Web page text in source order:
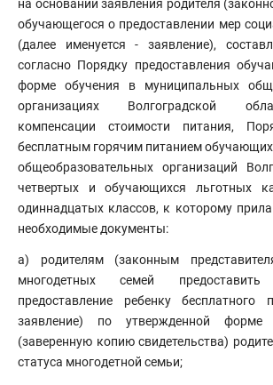
на основании заявления родителя
обучающегося о предоставлении мер
(далее именуется - заявление),
согласно Порядку предоставления
форме обучения в муниципальных
организациях Волгоградской
компенсации стоимости питания,
бесплатным горячим питанием
общеобразовательных организаций
четвертых и обучающихся льготных
одиннадцатых классов, к которому
необходимые документы:
а) родителям (законным
многодетных семей
предоставление ребенку
заявление) по утвержденной форме
(заверенную копию свидетельства)
статуса многодетной семьи;